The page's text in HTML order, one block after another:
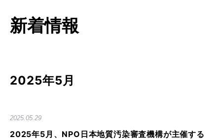
新着情報
2025年5月
2025.05.29
2025年5月、NPO日本地質汚染審査機構が主催する